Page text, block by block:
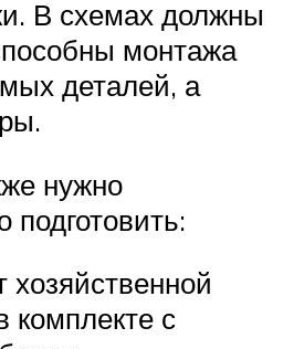
В схемах должны
монтажа
деталей, а
нужно
подготовить:
хозяйственной
комплекте с